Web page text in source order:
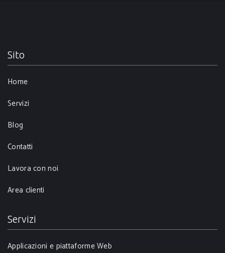
Sito
Home
Servizi
Blog
Contatti
Lavora con noi
Area clienti
Servizi
Applicazioni e piattaforme Web